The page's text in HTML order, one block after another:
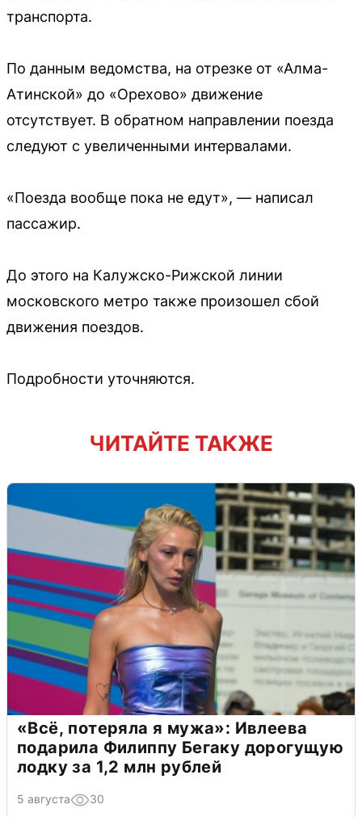
транспорта.
По данным ведомства, на отрезке от «Алма-
Атинской» до «Орехово» движение
отсутствует. В обратном направлении поезда
следуют с увеличенными интервалами.
«Поезда вообще пока не едут», — написал
пассажир.
До этого на Калужско-Рижской линии
московского метро также произошел сбой
движения поездов.
Подробности уточняются.
ЧИТАЙТЕ ТАКЖЕ
«Всё, потеряла я мужа»: Ивлеева
подарила Филиппу Бегаку дорогущую
лодку за 1,2 млн рублей
5 августа 30